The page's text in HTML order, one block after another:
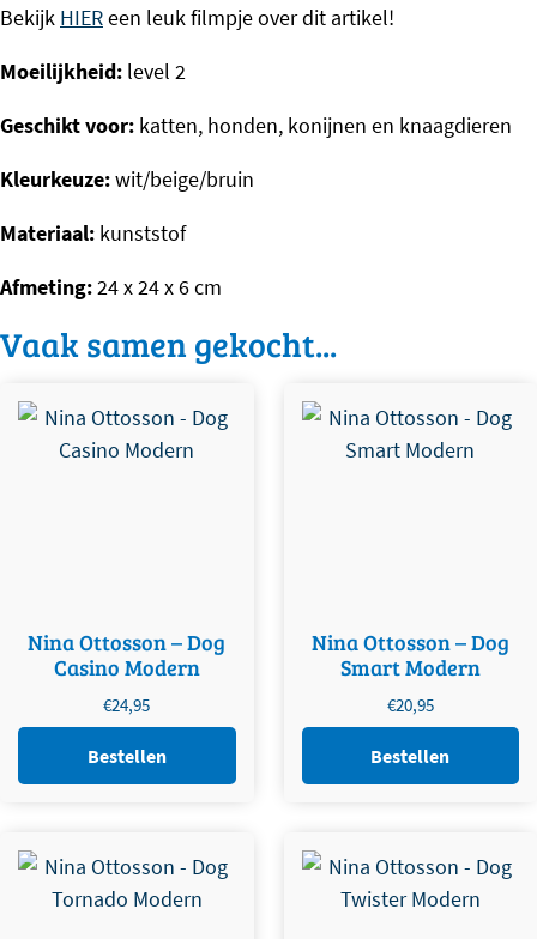
Bekijk HIEReen leuk filmpje over dit artikel!
Moeilijkheid: level 2
Geschikt voor: katten, honden, konijnen en knaagdieren
Kleurkeuze:wit/beige/bruin
Materiaal: kunststof
Afmeting:24 x 24 x 6 cm
Vaak samen gekocht...
Nina Ottosson – Dog
Casino Modern
€24,95
Bestellen
Nina Ottosson – Dog
Smart Modern
€20,95
Bestellen